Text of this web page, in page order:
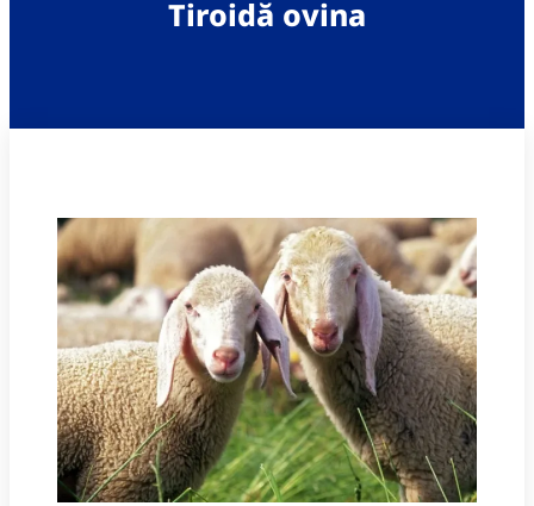
Tiroidă ovina